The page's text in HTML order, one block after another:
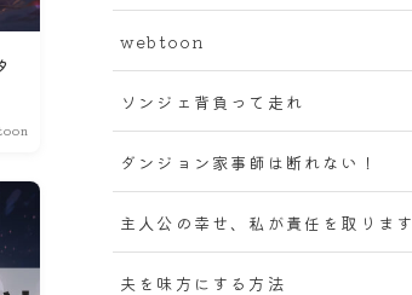
webtoon
ソンジェ背負って走れ
ダンジョン家事師は断れない！
主人公の幸せ、私が責任を取ります
夫を味方にする方法